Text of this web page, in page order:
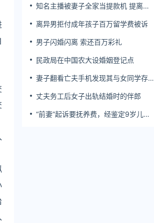
知名主播被妻子全家当提款机 提离婚
离异男拒付成年孩子百万留学费被诉
男子闪婚闪离 索还百万彩礼
民政局在中国农大设婚姻登记点
妻子翻看亡夫手机发现其与女同学存婚
丈夫务工后女子出轨结婚时的伴郎
“前妻”起诉要抚养费，经鉴定9岁儿子